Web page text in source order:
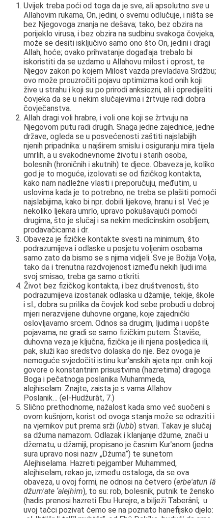
Uvijek treba poći od toga da je sve, ali apsolutno sve u
Allahovim rukama, On, jedini, o svemu odlučuje, i ništa se
bez Njegovoga znanja ne dešava; tako, bez obzira na
porijeklo virusa, i bez obzira na sudbinu svakoga čovjeka,
može se desiti isključivo samo ono što On, jedini i dragi
Allah, hoće; ovako prihvatanje događaja trebalo bi
iskoristiti da se uzdamo u Allahovu milost i oprost, te
Njegov zakon po kojem Milost vazda prevladava Srdžbu;
ovo može prouzročiti pojavu optimizma kod onih koji
žive u strahu i koji su po prirodi anksiozni, ali i opredijeliti
čovjeka da se u nekim slučajevima i žrtvuje radi dobra
čovječanstva.
Allah dragi voli hrabre, i voli one koji se žrtvuju na
Njegovom putu radi drugih. Snaga jedne zajednice, jedne
države, ogleda se u posvećenosti zaštiti najslabijih
njenih pripadnika: u najširem smislu i osiguranju mira tijela
umrlih, a u svakodnevnome životu i starih osoba,
bolesnih (hroničnih i akutnih) te djece. Obaveza je, koliko
god je to moguće, izolovati se od fizičkog kontakta,
kako nam nadležne vlasti i preporučuju, međutim, u
uslovima kada je to potrebno, ne treba se plašiti pomoći
najslabijima, kako bi npr. dobili lijekove, hranu i sl. Već je
nekoliko ljekara umrlo, upravo pokušavajući pomoći
drugima, što je slučaj i sa nekim medicinskim osobljem,
prodavačicama i dr.
Obaveza je fizičke kontakte svesti na minimum, što
podrazumijeva i odlaske u posjetu voljenim osobama
samo zato da bismo se s njima vidjeli. Sve je Božija Volja,
tako da i trenutna razdvojenost između nekih ljudi ima
svoj smisao, treba ga samo otkriti.
Život bez fizičkog kontakta, i bez društvenosti, što
podrazumijeva izostanak odlaska u džamije, tekije, škole
i sl., dobra su prilika da čovjek kod sebe probudi u dobroj
mjeri nerazvijene duhovne organe, koje zajednički
oslovljavamo srcem. Odnos sa drugim, ljudima i uopšte
pojavama, ne gradi se samo fizičkim putem. Štaviše,
duhovna veza je ključna, fizička je ili njena posljedica ili,
pak, služi kao sredstvo dolaska do nje. Bez ovoga je
nemoguće svjedočiti istinu kur'anskih ajeta npr. onih koji
govore o konstantnim prisustvima (hazretima) dragoga
Boga i pečatnoga poslanika Muhammeda,
alejhiselam: Znajte, zaista je s vama Allahov
Poslanik… (el-Hudžurât, 7.)
Slično prethodnome, nažalost kada smo već suočeni s
ovom kušnjom, korist od ovoga stanja može se odraziti i
na vjernikov put prema srži (lubb) stvari. Takav je slučaj
sa džuma namazom. Odlazak i klanjanje džume, znači u
džematu, u džamiji, propisano je časnim Kur'anom (jedna
sura upravo nosi naziv „Džuma”) te sunetom
Alejhiselama. Hazreti pejgamber Muhammed,
alejhiselam, rekao je, između ostaloga, da se ova
obaveza, u ovoj formi, ne odnosi na četvero (erbe'atun lâ
džum'ate ‘alejhim), to su: rob, bolesnik, putnik te žensko
(hadis prenosi hazreti Ebu Hurejre, a bilježi Taberânî; u
uvoj tačci pozivat ćemo se na poznato hanefijsko djelo: